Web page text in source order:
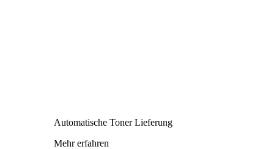
Automatische Toner Lieferung
Mehr erfahren